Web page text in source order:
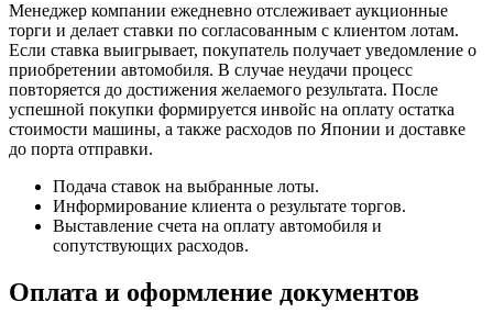
Менеджер компании ежедневно отслеживает аукционные
торги и делает ставки по согласованным с клиентом лотам.
Если ставка выигрывает, покупатель получает уведомление о
приобретении автомобиля. В случае неудачи процесс
повторяется до достижения желаемого результата. После
успешной покупки формируется инвойс на оплату остатка
стоимости машины, а также расходов по Японии и доставке
до порта отправки.
Подача ставок на выбранные лоты.
Информирование клиента о результате торгов.
Выставление счета на оплату автомобиля и
сопутствующих расходов.
Оплата и оформление документов